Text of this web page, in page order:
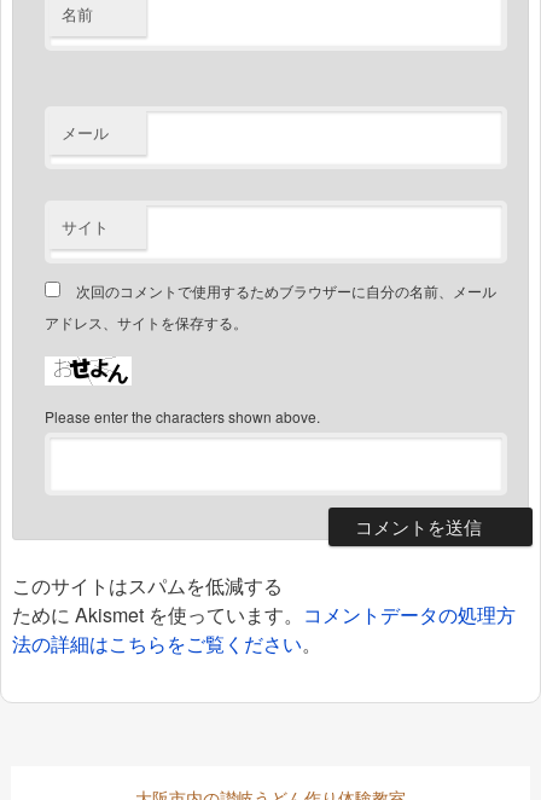
名前
メール
サイト
次回のコメントで使用するためブラウザーに自分の名前、メール
アドレス、サイトを保存する。
Please enter the characters shown above.
このサイトはスパムを低減する
ために Akismet を使っています。 コメントデータの処理方
法の詳細はこちらをご覧ください。